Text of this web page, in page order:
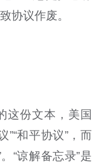
协议作废。
这份文本，美国
”“和平协议”，而
“谅解备忘录”是